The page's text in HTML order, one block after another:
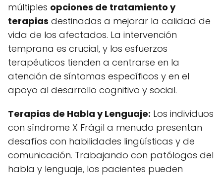
múltiples opciones de tratamiento y
terapias destinadas a mejorar la calidad de
vida de los afectados. La intervención
temprana es crucial, y los esfuerzos
terapéuticos tienden a centrarse en la
atención de síntomas específicos y en el
apoyo al desarrollo cognitivo y social.
Terapias de Habla y Lenguaje: Los individuos
con síndrome X Frágil a menudo presentan
desafíos con habilidades lingüísticas y de
comunicación. Trabajando con patólogos del
habla y lenguaje, los pacientes pueden